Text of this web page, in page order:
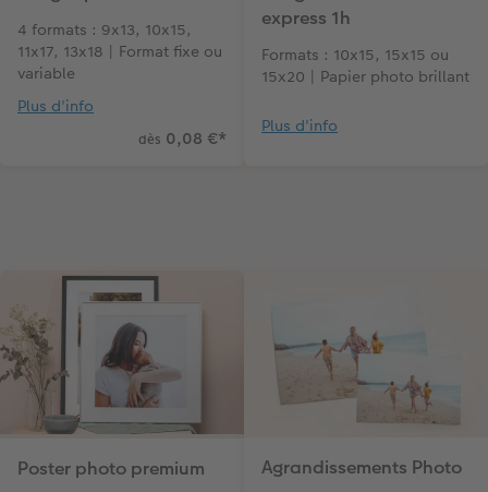
4 formats : 9x13, 10x15,
11x17, 13x18 | Format fixe ou
variable
Plus d'info
dès 0,08 €*
express 1h
Formats : 10x15, 15x15 ou
15x20 | Papier photo brillant
Plus d'info
Poster photo premium Agrandissements Photo